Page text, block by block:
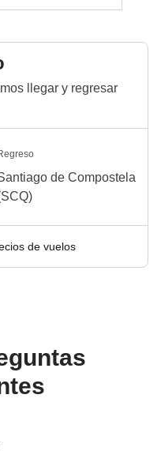
llegar y regresar
de Compostela
de vuelos